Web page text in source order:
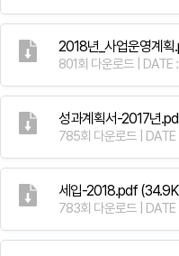
2018년_사업운영계
801회 다운로드 |
성과계획서-2017년
785회 다운로드 |
세입-2018.pdf
783회 다운로드 |